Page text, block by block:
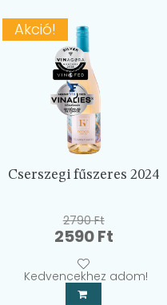
Akció!
Cserszegi fűszeres 2024
2790Ft
Original
price
was:
2790 Ft.
2590FtCurrent
is:
Kedvencekhez adom!